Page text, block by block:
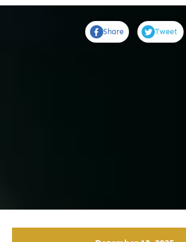
Share Tweet